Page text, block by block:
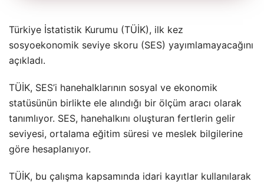
Türkiye İstatistik Kurumu (TÜİK), ilk kez
sosyoekonomik seviye skoru (SES) yayımlamayacağını
açıkladı.
TÜİK, SES’i hanehalklarının sosyal ve ekonomik
statüsünün birlikte ele alındığı bir ölçüm aracı olarak
tanımlıyor. SES, hanehalkını oluşturan fertlerin gelir
seviyesi, ortalama eğitim süresi ve meslek bilgilerine
göre hesaplanıyor.
TÜİK, bu çalışma kapsamında idari kayıtlar kullanılarak